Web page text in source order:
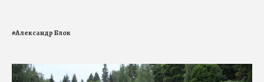
#Александр Блок